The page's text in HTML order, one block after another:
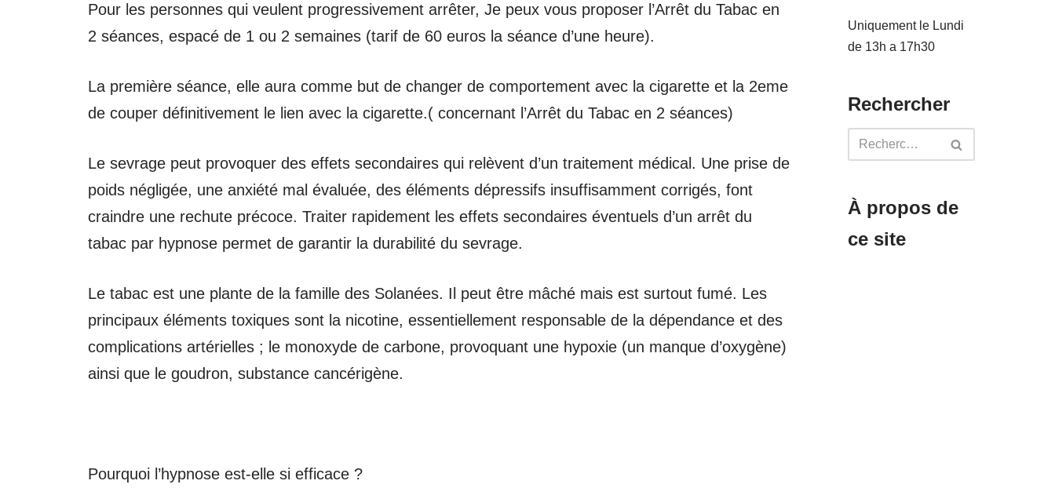
Pour les personnes qui veulent progressivement arrêter, Je peux vous proposer l’Arrêt du Tabac en
2 séances, espacé de 1 ou 2 semaines (tarif de 60 euros la séance d’une heure).
La première séance, elle aura comme but de changer de comportement avec la cigarette et la 2eme
de couper définitivement le lien avec la cigarette.( concernant l’Arrêt du Tabac en 2 séances)
Le sevrage peut provoquer des effets secondaires qui relèvent d’un traitement médical. Une prise de
poids négligée, une anxiété mal évaluée, des éléments dépressifs insuffisamment corrigés, font
craindre une rechute précoce. Traiter rapidement les effets secondaires éventuels d’un arrêt du
tabac par hypnose permet de garantir la durabilité du sevrage.
Le tabac est une plante de la famille des Solanées. Il peut être mâché mais est surtout fumé. Les
principaux éléments toxiques sont la nicotine, essentiellement responsable de la dépendance et des
complications artérielles ; le monoxyde de carbone, provoquant une hypoxie (un manque d’oxygène)
ainsi que le goudron, substance cancérigène.
Pourquoi l’hypnose est-elle si efficace ?
Uniquement le Lundi
de 13h a 17h30
Rechercher
À propos de
ce site